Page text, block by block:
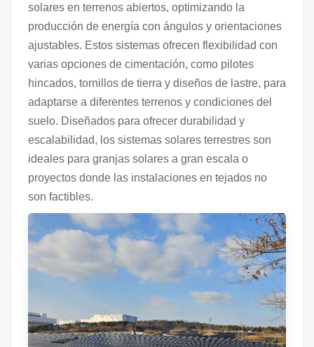
solares en terrenos abiertos, optimizando la
producción de energía con ángulos y orientaciones
ajustables. Estos sistemas ofrecen flexibilidad con
varias opciones de cimentación, como pilotes
hincados, tornillos de tierra y diseños de lastre, para
adaptarse a diferentes terrenos y condiciones del
suelo. Diseñados para ofrecer durabilidad y
escalabilidad, los sistemas solares terrestres son
ideales para granjas solares a gran escala o
proyectos donde las instalaciones en tejados no
son factibles.